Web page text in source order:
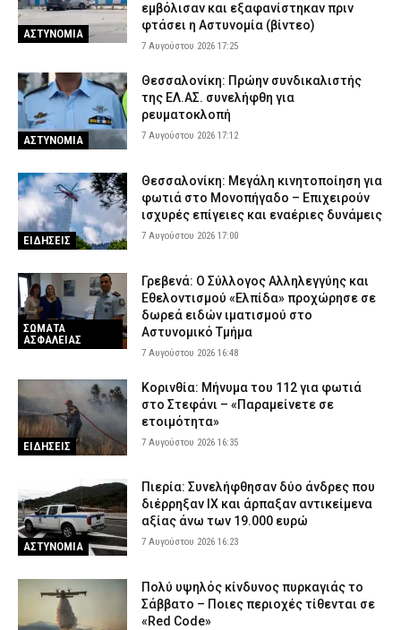
ΑΣΤΥΝΟΜΙΑ
εμβόλισαν και εξαφανίστηκαν πριν
φτάσει η Αστυνομία (βίντεο)
7 Αυγούστου 2026 17:25
ΑΣΤΥΝΟΜΙΑ
Θεσσαλονίκη: Πρώην συνδικαλιστής
της ΕΛ.ΑΣ. συνελήφθη για
ρευματοκλοπή
7 Αυγούστου 2026 17:12
ΕΙΔΗΣΕΙΣ
Θεσσαλονίκη: Μεγάλη κινητοποίηση για
φωτιά στο Μονοπήγαδο – Επιχειρούν
ισχυρές επίγειες και εναέριες δυνάμεις
7 Αυγούστου 2026 17:00
ΣΩΜΑΤΑ
ΑΣΦΑΛΕΙΑΣ
Γρεβενά: Ο Σύλλογος Αλληλεγγύης και
Εθελοντισμού «Ελπίδα» προχώρησε σε
δωρεά ειδών ιματισμού στο
Αστυνομικό Τμήμα
7 Αυγούστου 2026 16:48
ΕΙΔΗΣΕΙΣ
Κορινθία: Μήνυμα του 112 για φωτιά
στο Στεφάνι – «Παραμείνετε σε
ετοιμότητα»
7 Αυγούστου 2026 16:35
ΑΣΤΥΝΟΜΙΑ
Πιερία: Συνελήφθησαν δύο άνδρες που
διέρρηξαν ΙΧ και άρπαξαν αντικείμενα
αξίας άνω των 19.000 ευρώ
7 Αυγούστου 2026 16:23
Πολύ υψηλός κίνδυνος πυρκαγιάς το
Σάββατο – Ποιες περιοχές τίθενται σε
«Red Code»